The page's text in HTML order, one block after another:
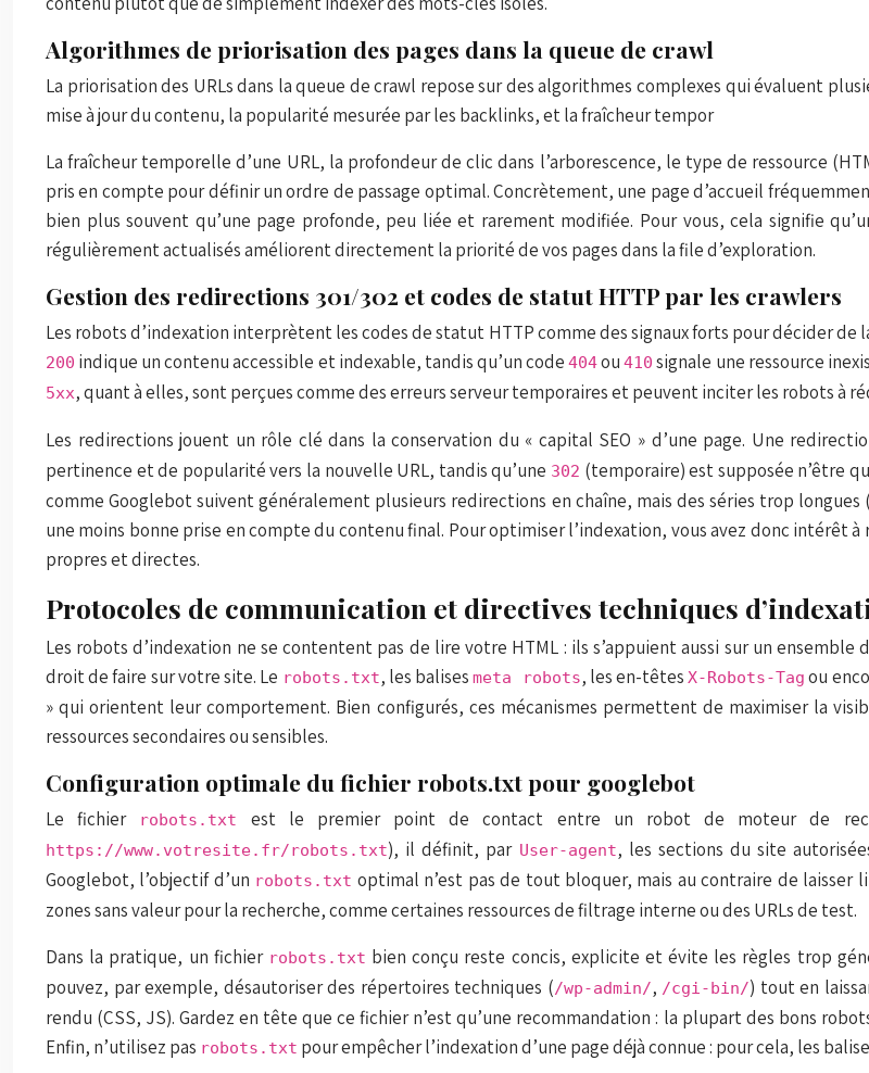
Algorithmes de priorisation des pages dans la queue de crawl
La priorisation des URLs dans la queue de crawl repose sur des algorithmes complexes qui évaluent
mise à jour du contenu, la popularité mesurée par les backlinks, et la fraîcheur tempor
La fraîcheur temporelle d’une URL, la profondeur de clic dans l’arborescence, le type de ressource
pris en compte pour définir un ordre de passage optimal. Concrètement, une page d’accueil
bien plus souvent qu’une page profonde, peu liée et rarement modifiée. Pour vous, cela signifie
régulièrement actualisés améliorent directement la priorité de vos pages dans la file d’exploration.
Gestion des redirections 301/302 et codes de statut HTTP par les crawlers
Les robots d’indexation interprètent les codes de statut HTTP comme des signaux forts pour décider
200 indique un contenu accessible et indexable, tandis qu’un code404ou410 signale une ressource
5xx, quant à elles, sont perçues comme des erreurs serveur temporaires et peuvent inciter les robots à
Les redirections jouent un rôle clé dans la conservation du « capital SEO » d’une page. Une
pertinence et de popularité vers la nouvelle URL, tandis qu’une 302 (temporaire) est supposée n’être
comme Googlebot suivent généralement plusieurs redirections en chaîne, mais des séries trop
une moins bonne prise en compte du contenu final. Pour optimiser l’indexation, vous avez donc intérêt
propres et directes.
Protocoles de communication et directives techniques
Les robots d’indexation ne se contentent pas de lire votre HTML : ils s’appuient aussi sur un
droit de faire sur votre site. Le robots.txt, les balisesmeta robots, les en-têtesX-Robots-Tag ou
» qui orientent leur comportement. Bien configurés, ces mécanismes permettent de maximiser la
ressources secondaires ou sensibles.
Configuration optimale du fichier robots.txt pour googlebot
Le fichier robots.txt est le premier point de contact entre un robot de moteur de
https://www.votresite.fr/robots.txt), il définit, par User-agent, les sections du site
Googlebot, l’objectif d’un robots.txt optimal n’est pas de tout bloquer, mais au contraire de laisser
zones sans valeur pour la recherche, comme certaines ressources de filtrage interne ou des URLs de test.
Dans la pratique, un fichier robots.txt bien conçu reste concis, explicite et évite les règles trop
pouvez, par exemple, désautoriser des répertoires techniques (/wp-admin/, /cgi-bin/) tout en
rendu (CSS, JS). Gardez en tête que ce fichier n’est qu’une recommandation : la plupart des bons
Enfin, n’utilisez pas robots.txt pour empêcher l’indexation d’une page déjà connue : pour cela, les